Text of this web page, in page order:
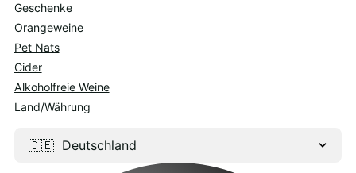
Geschenke
Orangeweine
Pet Nats
Cider
Alkoholfreie Weine
Land/Währung